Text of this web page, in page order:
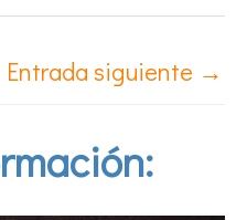
Entrada siguiente →